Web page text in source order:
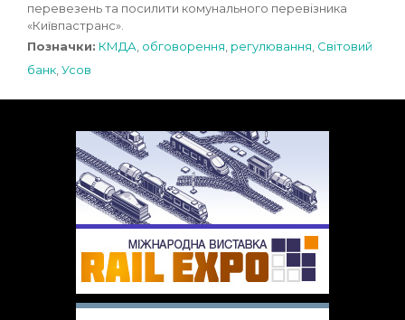
перевезень та посилити комунального перевізника
«Київпастранс».
Позначки: КМДА обговорення регулювання Світовий
банк Усов